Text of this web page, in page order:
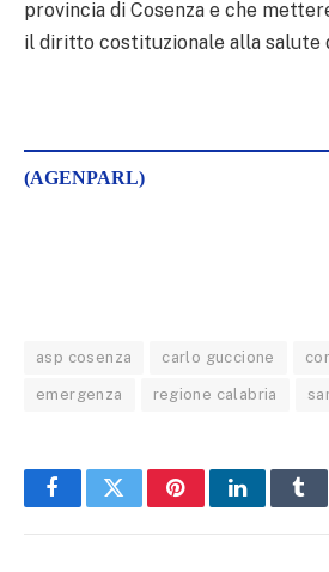
provincia di Cosenza e che
il diritto costituzionale alla salute
(AGENPARL)
asp cosenza carlo guccione
emergenza regione calabria
FacebookTwitterPinterestLinkedIn